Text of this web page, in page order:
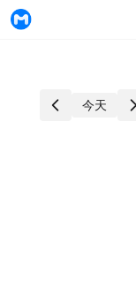
今天